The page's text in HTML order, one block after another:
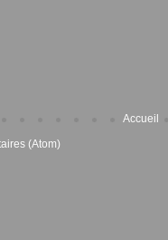
Accueil
(Atom)